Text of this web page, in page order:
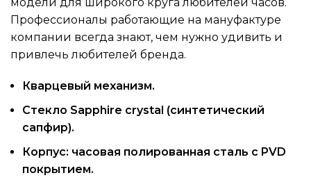
Профессионалы работающие на мануфактуре
компании всегда знают, чем нужно удивить и
привлечь любителей бренда.
Кварцевый механизм.
Стекло Sapphire crystal (синтетический
сапфир).
Корпус: часовая полированная сталь с PVD
покрытием.